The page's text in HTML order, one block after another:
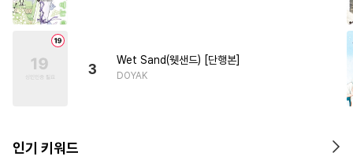
3
Wet Sand(웻샌드) [단행본]
DOYAK
인기 키워드